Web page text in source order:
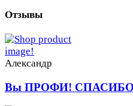
Отзывы
Александр
Вы ПРОФИ!